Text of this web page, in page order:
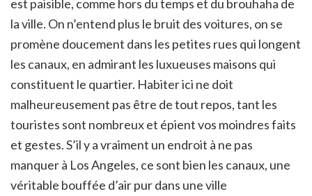
est paisible, comme hors du temps et du brouhaha de
la ville. On n’entend plus le bruit des voitures, on se
promène doucement dans les petites rues qui longent
les canaux, en admirant les luxueuses maisons qui
constituent le quartier. Habiter ici ne doit
malheureusement pas être de tout repos, tant les
touristes sont nombreux et épient vos moindres faits
et gestes. S’il y a vraiment un endroit à ne pas
manquer à Los Angeles, ce sont bien les canaux, une
véritable bouffée d’air pur dans une ville